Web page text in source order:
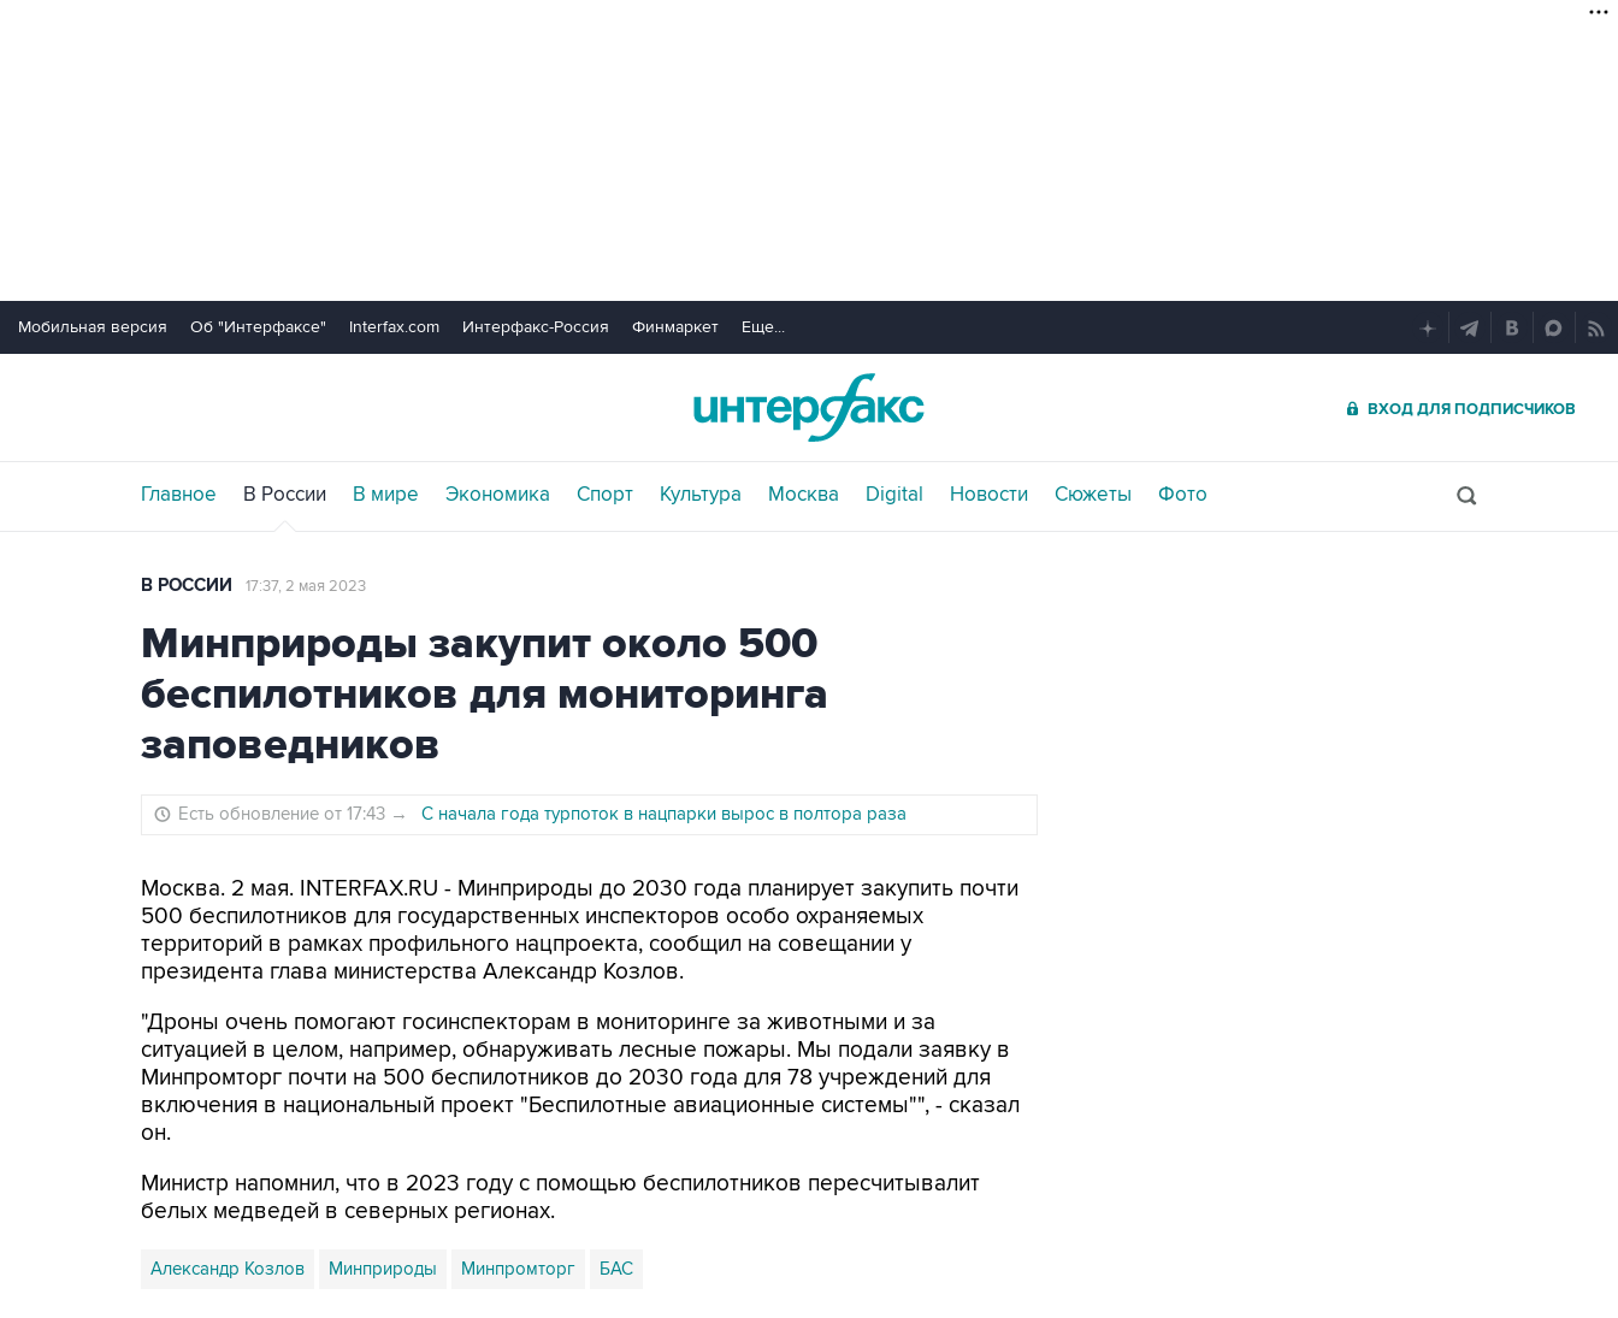
Мобильная версия Об "Интерфаксе" Interfax.com Интерфакс-Россия Финмаркет Еще...
ВХОД ДЛЯ ПОДПИСЧИКОВ
Главное В России В мире Экономика Спорт Культура Москва Digital Новости Сюжеты Фото
В РОССИИ 17:37, 2 мая 2023
Минприроды закупит около 500
беспилотников для мониторинга
заповедников
Есть обновление от 17:43 → С начала года турпоток в нацпарки вырос в полтора раза
Москва. 2 мая. INTERFAX.RU - Минприроды до 2030 года планирует закупить почти
500 беспилотников для государственных инспекторов особо охраняемых
территорий в рамках профильного нацпроекта, сообщил на совещании у
президента глава министерства Александр Козлов.
"Дроны очень помогают госинспекторам в мониторинге за животными и за
ситуацией в целом, например, обнаруживать лесные пожары. Мы подали заявку в
Минпромторг почти на 500 беспилотников до 2030 года для 78 учреждений для
включения в национальный проект "Беспилотные авиационные системы"", - сказал
он.
Министр напомнил, что в 2023 году с помощью беспилотников пересчитывалит
белых медведей в северных регионах.
Александр Козлов Минприроды Минпромторг БАС